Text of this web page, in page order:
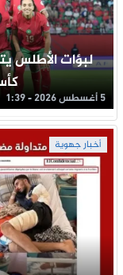
لبؤات الأطلس
5 أغسطس 2026 - 1:39
أخبار جهوية